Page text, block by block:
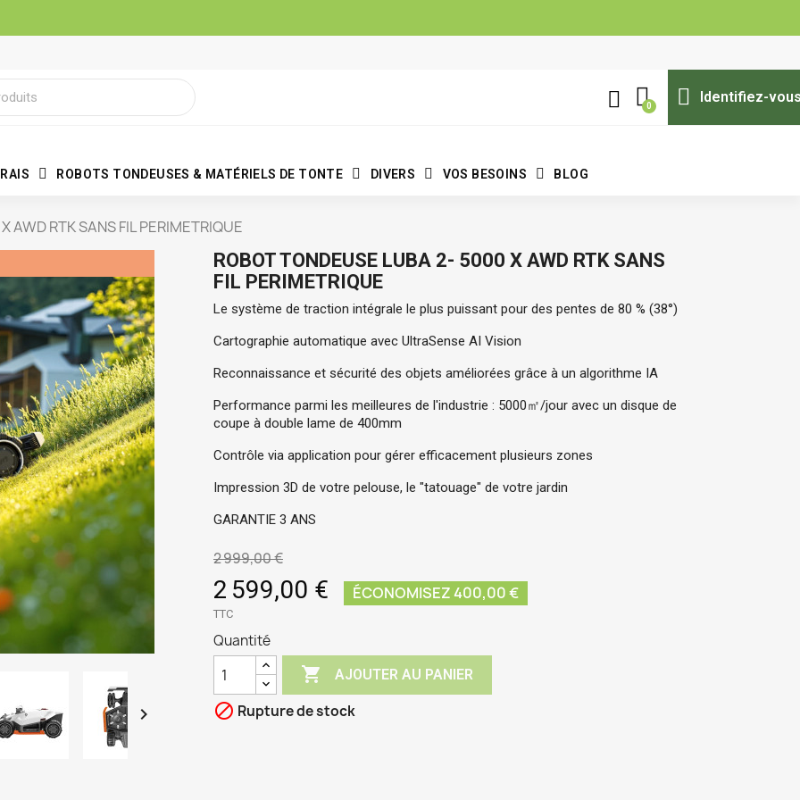
Identifiez-
ROBOTS TONDEUSES & MATÉRIELS DE TONTE DIVERS VOS BESOINS BLOG
RTK SANS FIL PERIMETRIQUE

ROBOT TONDEUSE LUBA 2- 5000 X AWD RTK SANS
FIL PERIMETRIQUE
Le système de traction intégrale le plus puissant pour des pentes de 80 % (38°)
Cartographie automatique avec UltraSense AI Vision
Reconnaissance et sécurité des objets améliorées grâce à un algorithme IA
Performance parmi les meilleures de l'industrie : 5000㎡/jour avec un disque de
coupe à double lame de 400mm
Contrôle via application pour gérer efficacement plusieurs zones
Impression 3D de votre pelouse, le "tatouage" de votre jardin
GARANTIE 3 ANS
2 999,00 €
2 599,00 € ÉCONOMISEZ 400,00 €
TTC
Quantité
 AJOUTER AU PANIER
 Rupture de stock